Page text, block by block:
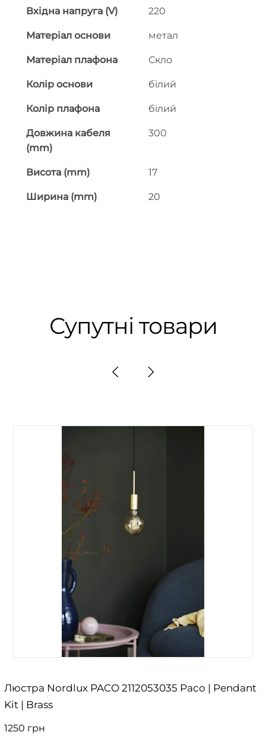
Вхідна напруга (V) 220
Матеріал основи метал
Матеріал плафона Скло
Колір основи білий
Колір плафона білий
Довжина кабеля
(mm)
300
Висота (mm) 17
Ширина (mm) 20
Супутні товари
Люстра Nordlux PACO 2112053035 Paco | Pendant
Kit | Brass
1250 грн